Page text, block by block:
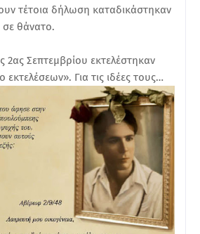
τέτοια δήλωση καταδικάστηκαν
σε θάνατο.
Σεπτεμβρίου εκτελέστηκαν
Για τις ιδέες τους…